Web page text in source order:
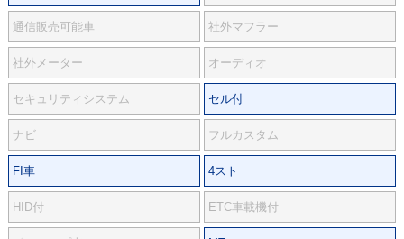
通信販売可能車 社外マフラー
社外メーター オーディオ
セキュリティシステム セル付
ナビ フルカスタム
FI車 4スト
HID付 ETC車載機付